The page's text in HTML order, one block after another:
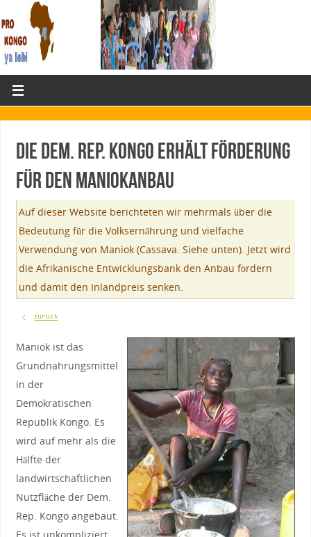
Die Dem. Rep. Kongo erhält Förderung
für den Maniokanbau
Auf dieser Website berichteten wir mehrmals über die
Bedeutung für die Volksernährung und vielfache
Verwendung von Maniok (Cassava. Siehe unten). Jetzt wird
die Afrikanische Entwicklungsbank den Anbau fördern
und damit den Inlandpreis senken.
Maniok ist das
Grundnahrungsmittel
in der
Demokratischen
Republik Kongo. Es
wird auf mehr als die
Hälfte der
landwirtschaftlichen
Nutzfläche der Dem.
Rep. Kongo angebaut.